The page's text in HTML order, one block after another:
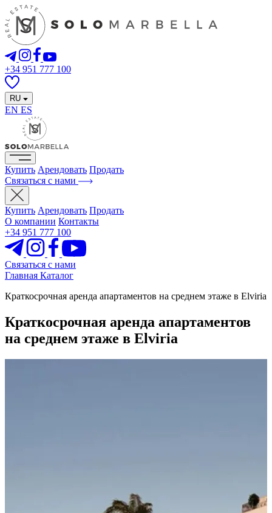
+34 951 777 100
RU
EN ES
Купить Арендовать Продать
Связаться с нами
Купить Арендовать Продать
О компании Контакты
+34 951 777 100
Связаться с нами
Главная Каталог
Краткосрочная аренда апартаментов на среднем этаже в Elviria
Краткосрочная аренда апартаментов
на среднем этаже в Elviria